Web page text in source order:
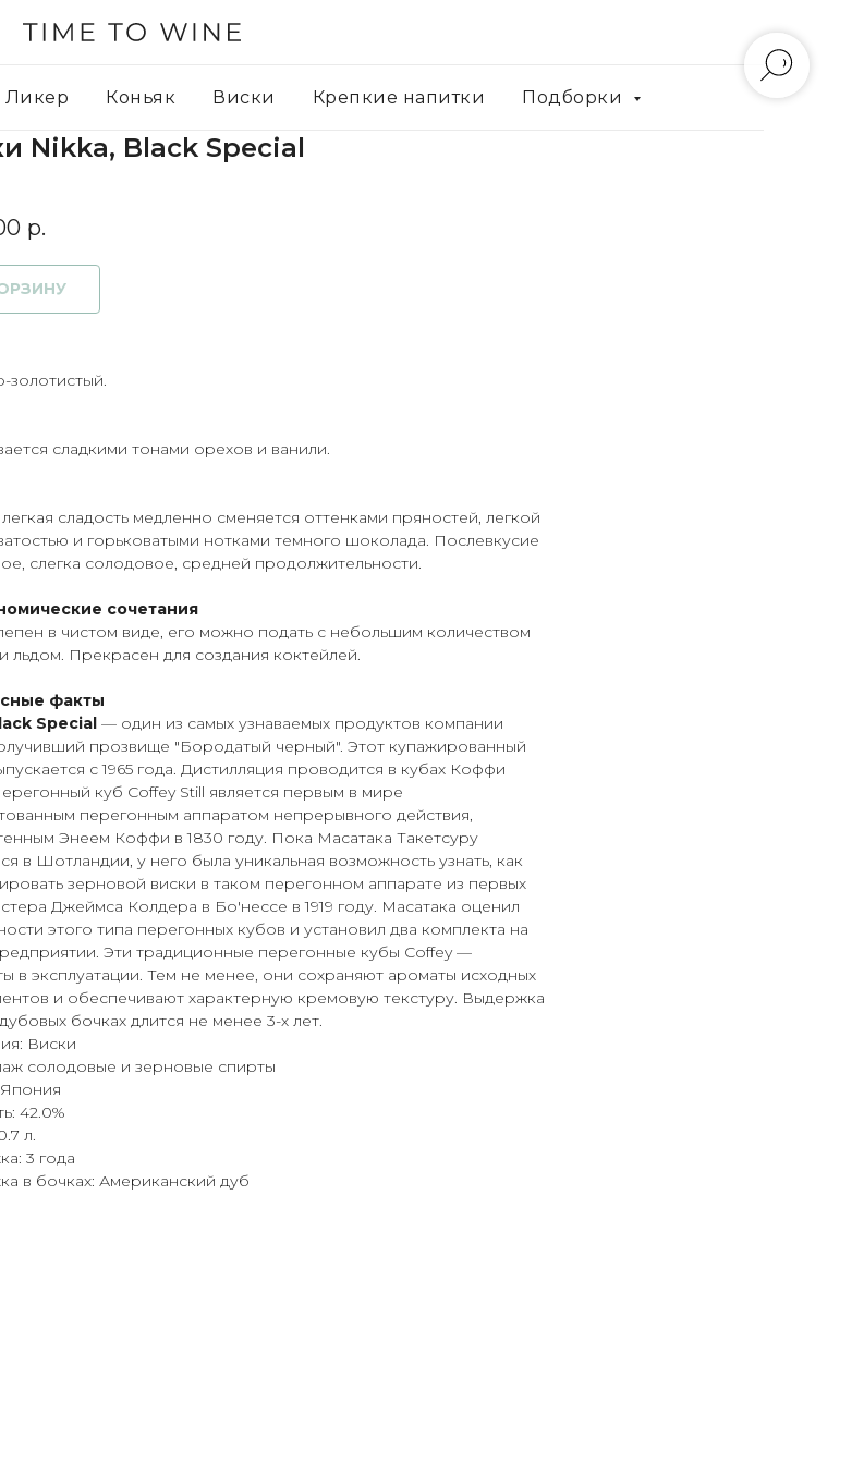
Ликер Коньяк Виски Крепкие напитки Подборки
Nikka, Black Special
р.
золотистый.
сладкими тонами орехов и ванили.
сладость медленно сменяется оттенками пряностей, легкой
и горьковатыми нотками темного шоколада. Послевкусие
слегка солодовое, средней продолжительности.
сочетания
в чистом виде, его можно подать с небольшим количеством
льдом. Прекрасен для создания коктейлей.
факты
Special — один из самых узнаваемых продуктов компании
прозвище "Бородатый черный". Этот купажированный
с 1965 года. Дистилляция проводится в кубах Коффи
куб Coffey Still является первым в мире
перегонным аппаратом непрерывного действия,
Энеем Коффи в 1830 году. Пока Масатака Такетсуру
в Шотландии, у него была уникальная возможность узнать, как
зерновой виски в таком перегонном аппарате из первых
Джеймса Колдера в Бо'нессе в 1919 году. Масатака оценил
этого типа перегонных кубов и установил два комплекта на
Эти традиционные перегонные кубы Coffey —
в эксплуатации. Тем не менее, они сохраняют ароматы исходных
и обеспечивают характерную кремовую текстуру. Выдержка
бочках длится не менее 3-х лет.
Виски
солодовые и зерновые спирты
42.0%
л.
3 года
в бочках: Американский дуб